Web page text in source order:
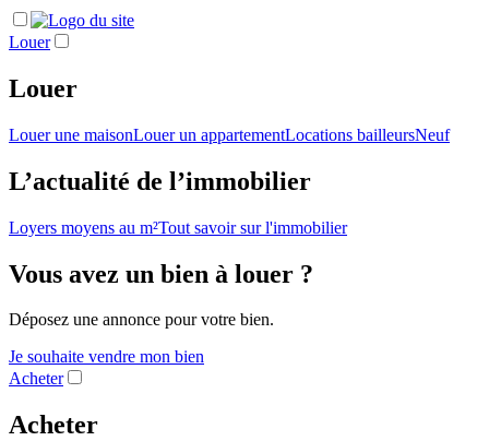
Louer
Louer
Louer une maisonLouer un appartementLocations bailleursNeuf
L’actualité de l’immobilier
Loyers moyens au m²Tout savoir sur l'immobilier
Vous avez un bien à louer ?
Déposez une annonce pour votre bien.
Je souhaite vendre mon bien
Acheter
Acheter